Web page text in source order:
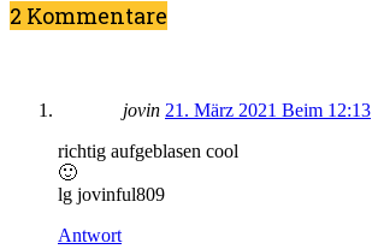
2 Kommentare
jovin 21. März 2021 Beim 12:13
richtig aufgeblasen cool
🙂
lg jovinful809
Antwort